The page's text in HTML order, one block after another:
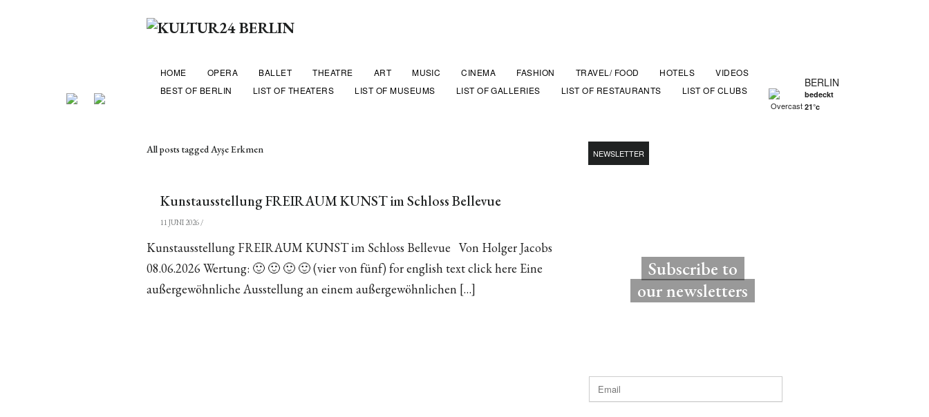
BERLIN
bedeckt
21°c
HOME OPERA BALLET THEATRE ART MUSIC CINEMA FASHION TRAVEL/ FOOD HOTELS
VIDEOS
BEST OF BERLIN
LIST OF THEATERS LIST OF MUSEUMS LIST OF GALLERIES LIST OF RESTAURANTS LIST OF CLUBS
All posts tagged Ayşe Erkmen
Kunstausstellung FREIRAUM KUNST im Schloss Bellevue
11 JUNI 2026/
Kunstausstellung FREIRAUM KUNST im Schloss Bellevue Von Holger Jacobs
08.06.2026 Wertung: 🙂 🙂 🙂 🙂 (vier von fünf) for english text click here Eine
außergewöhnliche Ausstellung an einem außergewöhnlichen […]
NEWSLETTER
Subscribe to
our newsletters